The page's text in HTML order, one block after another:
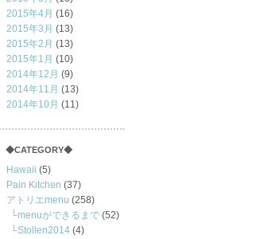
2015年4月 (16)
2015年3月 (13)
2015年2月 (13)
2015年1月 (10)
2014年12月 (9)
2014年11月 (13)
2014年10月 (11)
◆CATEGORY◆
Hawaii (5)
Pain Kitchen (37)
アトリエmenu (258)
menuができるまで (52)
Stollen2014 (4)